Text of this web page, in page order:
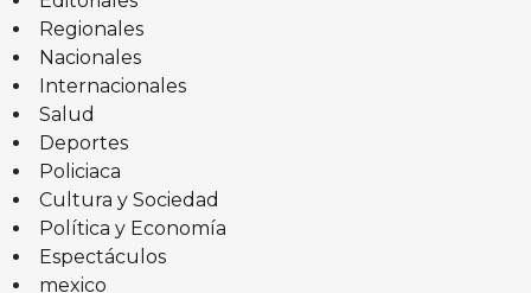
Regionales
Nacionales
Internacionales
Salud
Deportes
Policiaca
Cultura y Sociedad
Política y Economía
Espectáculos
mexico